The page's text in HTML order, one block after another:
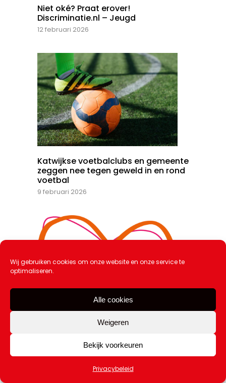
Wij gebruiken cookies om onze website en onze service te
optimaliseren.
Alle cookies
Weigeren
Bekijk voorkeuren
Privacybeleid
Niet oké? Praat erover!
Discriminatie.nl – Jeugd
12 februari 2026
Katwijkse voetbalclubs en gemeente
zeggen nee tegen geweld in en rond
voetbal
9 februari 2026
Week van de Liefde: recordaantal